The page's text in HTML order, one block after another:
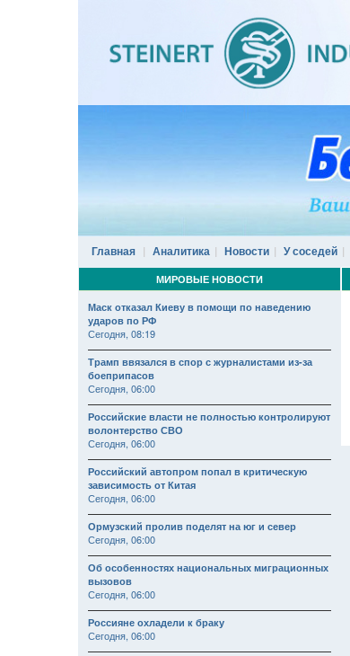
Главная Аналитика Новости У соседей
МИРОВЫЕ НОВОСТИ
Маск отказал Киеву в помощи по наведению
ударов по РФ
Сегодня, 08:19
Трамп ввязался в спор с журналистами из-за
боеприпасов
Сегодня, 06:00
Российские власти не полностью контролируют
волонтерство СВО
Сегодня, 06:00
Российский автопром попал в критическую
зависимость от Китая
Сегодня, 06:00
Ормузский пролив поделят на юг и север
Сегодня, 06:00
Об особенностях национальных миграционных
вызовов
Сегодня, 06:00
Россияне охладели к браку
Сегодня, 06:00